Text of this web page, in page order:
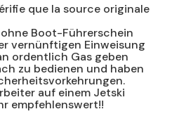
que la source originale
Boot-Führerschein
vernünftigen Einweisung
ordentlich Gas geben
zu bedienen und haben
auf einem Jetski
empfehlenswert!!